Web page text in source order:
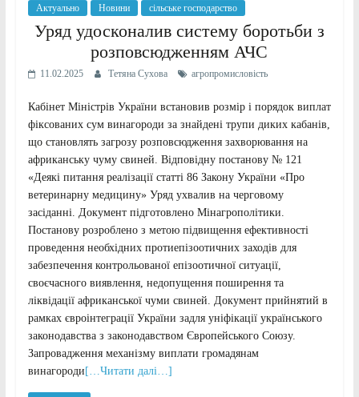
Актуально Новини сільське господарство
Уряд удосконалив систему боротьби з
розповсюдженням АЧС
11.02.2025 Тетяна Сухова агропромисловість
Кабінет Міністрів України встановив розмір і порядок виплат
фіксованих сум винагороди за знайдені трупи диких кабанів,
що становлять загрозу розповсюдження захворювання на
африканську чуму свиней. Відповідну постанову № 121
«Деякі питання реалізації статті 86 Закону України «Про
ветеринарну медицину» Уряд ухвалив на черговому
засіданні. Документ підготовлено Мінагрополітики.
Постанову розроблено з метою підвищення ефективності
проведення необхідних протиепізоотичних заходів для
забезпечення контрольованої епізоотичної ситуації,
своєчасного виявлення, недопущення поширення та
ліквідації африканської чуми свиней. Документ прийнятий в
рамках євроінтеграції України задля уніфікації українського
законодавства з законодавством Європейського Союзу.
Запровадження механізму виплати громадянам
винагороди […Читати далі…]